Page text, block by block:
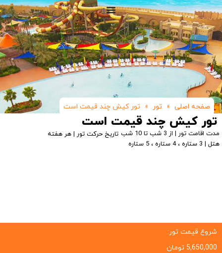
صفحه اصلی » تور » تور کیش چند قیمت است
تور کیش چند قیمت است
مدت اقامت تور | از 3 شب تا 10 شب
تاریخ حرکت تور | هر هفته
هتل | 3 ستاره ، 4 ستاره ، 5 ستاره
شروع قیمت تور:
5,650,000 تومان